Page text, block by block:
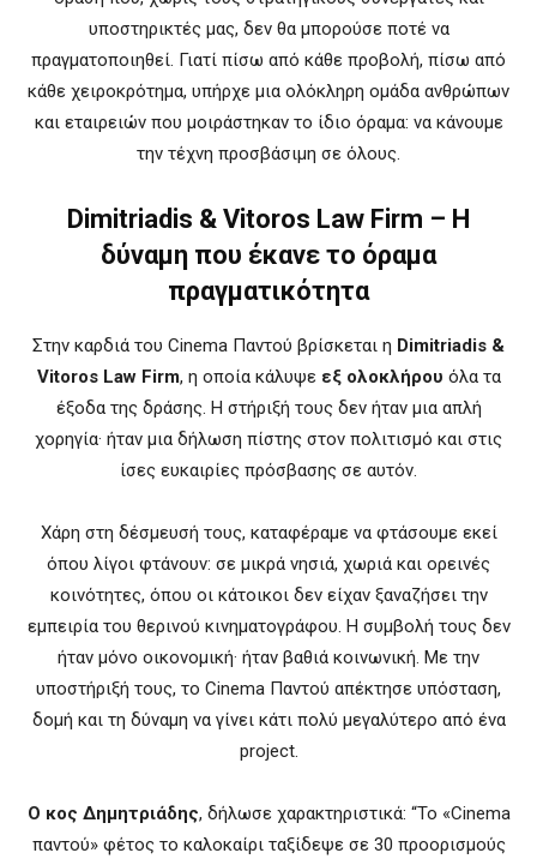
υποστηρικτές μας, δεν θα μπορούσε ποτέ να
πραγματοποιηθεί. Γιατί πίσω από κάθε προβολή, πίσω από
κάθε χειροκρότημα, υπήρχε μια ολόκληρη ομάδα ανθρώπων
και εταιρειών που μοιράστηκαν το ίδιο όραμα: να κάνουμε
την τέχνη προσβάσιμη σε όλους.
Dimitriadis & Vitoros Law Firm – Η
δύναμη που έκανε το όραμα
πραγματικότητα
Στην καρδιά του Cinema Παντού βρίσκεται η Dimitriadis &
Vitoros Law Firm, η οποία κάλυψε εξ ολοκλήρου όλα τα
έξοδα της δράσης. Η στήριξή τους δεν ήταν μια απλή
χορηγία· ήταν μια δήλωση πίστης στον πολιτισμό και στις
ίσες ευκαιρίες πρόσβασης σε αυτόν.
Χάρη στη δέσμευσή τους, καταφέραμε να φτάσουμε εκεί
όπου λίγοι φτάνουν: σε μικρά νησιά, χωριά και ορεινές
κοινότητες, όπου οι κάτοικοι δεν είχαν ξαναζήσει την
εμπειρία του θερινού κινηματογράφου. Η συμβολή τους δεν
ήταν μόνο οικονομική· ήταν βαθιά κοινωνική. Με την
υποστήριξή τους, το Cinema Παντού απέκτησε υπόσταση,
δομή και τη δύναμη να γίνει κάτι πολύ μεγαλύτερο από ένα
project.
Ο κος Δημητριάδης, δήλωσε χαρακτηριστικά: “Το «Cinema
παντού» φέτος το καλοκαίρι ταξίδεψε σε 30 προορισμούς